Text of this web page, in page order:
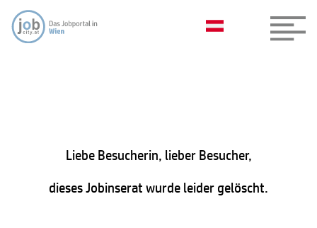
Liebe Besucherin, lieber Besucher,
dieses Jobinserat wurde leider gelöscht.